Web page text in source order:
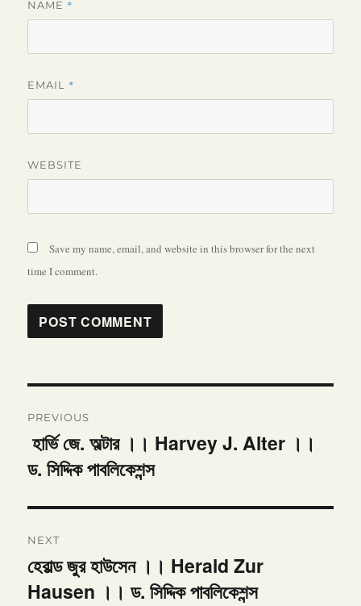
NAME *
EMAIL *
WEBSITE
Save my name, email, and website in this browser for the next
time I comment.
navigation
PREVIOUS
Previous
post:
হার্ভি জে. অল্টার ।। Harvey J. Alter ।।
ড. সিদ্দিক পাবলিকেশন্স
NEXT
Next
post:
হেরাল্ড জুর হাউসেন ।। Herald Zur
Hausen ।। ড. সিদ্দিক পাবলিকেশন্স